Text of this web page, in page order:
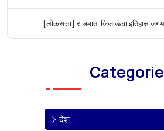
[लोकसत्ता] राजमाता जिजाऊंचा इतिहास
देश